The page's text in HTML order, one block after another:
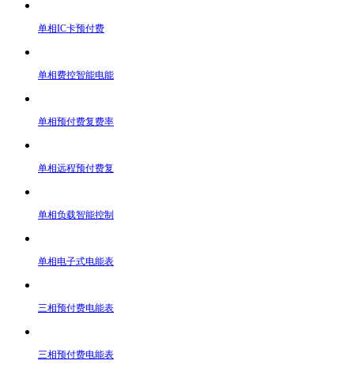
单相IC卡预付费
单相费控智能电能
单相预付费复费率
单相远程预付费复
单相负载智能控制
单相电子式电能表
三相预付费电能表
三相预付费电能表